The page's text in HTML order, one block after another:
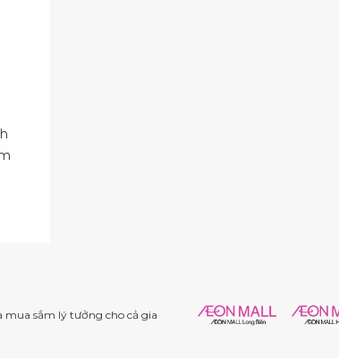
mua sắm lý tưởng cho cả gia